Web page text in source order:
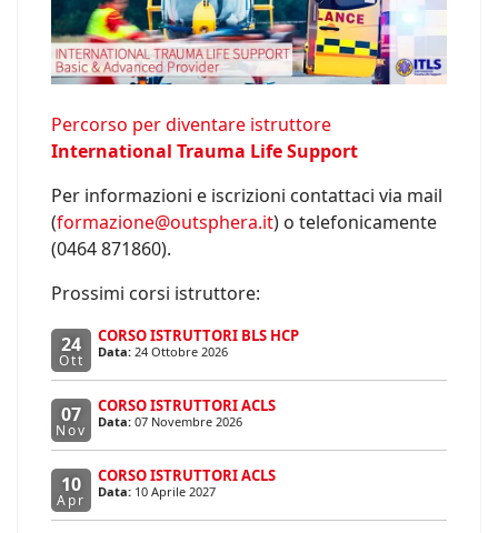
Percorso per diventare istruttore
International Trauma Life Support
Per informazioni e iscrizioni contattaci via mail
(formazione@outsphera.it) o telefonicamente
(0464 871860).
Prossimi corsi istruttore:
24
Ott
CORSO ISTRUTTORI BLS HCP
Data: 24 Ottobre 2026
07
Nov
CORSO ISTRUTTORI ACLS
Data: 07 Novembre 2026
10
Apr
CORSO ISTRUTTORI ACLS
Data: 10 Aprile 2027